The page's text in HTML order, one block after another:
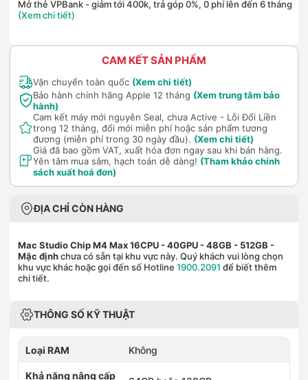
Mở thẻ VPBank - giảm tới 400k, trả góp 0%, 0 phí lên đến 6 tháng
(Xem chi tiết)
CAM KẾT SẢN PHẨM
Vận chuyển toàn quốc (Xem chi tiết)
Bảo hành chính hãng Apple 12 tháng (Xem trung tâm bảo
hành)
Cam kết máy mới nguyên Seal, chưa Active - Lỗi Đổi Liền
trong 12 tháng, đổi mới miễn phí hoặc sản phẩm tương
đương (miễn phí trong 30 ngày đầu). (Xem chi tiết)
Giá đã bao gồm VAT, xuất hóa đơn ngay sau khi bán hàng.
Yên tâm mua sắm, hạch toán dễ dàng! (Tham khảo chính
sách xuất hoá đơn)
ĐỊA CHỈ CÒN HÀNG
Mac Studio Chip M4 Max 16CPU - 40GPU - 48GB - 512GB -
Mặc địnhchưa có sẵn tại khu vực này. Quý khách vui lòng chọn
khu vực khác hoặc gọi đến số Hotline 1900.2091 để biết thêm
chi tiết.
THÔNG SỐ KỸ THUẬT
Loại RAM Không
Khả năng nâng cấp